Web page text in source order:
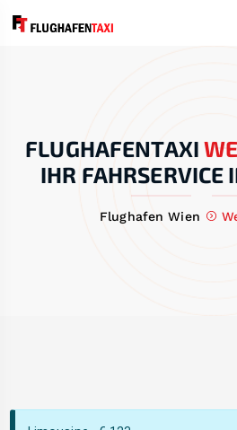
FLUGHAFENTAXI
IHR FAHRSERVICE
Flughafen Wien